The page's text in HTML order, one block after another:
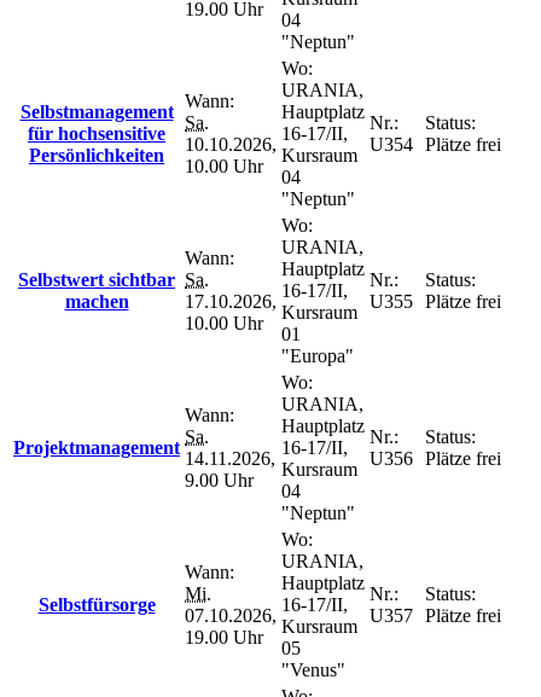
19.00 Uhr
04
"Neptun"
Selbstmanagement
für hochsensitive
Persönlichkeiten
Wann:
Sa.
10.10.2026,
10.00 Uhr
Wo:
URANIA,
Hauptplatz
16-17/II,
Kursraum
04
"Neptun"
Nr.:
U354
Status:
Plätze frei
Selbstwert sichtbar
machen
Wann:
Sa.
17.10.2026,
10.00 Uhr
Wo:
URANIA,
Hauptplatz
16-17/II,
Kursraum
01
"Europa"
Nr.:
U355
Status:
Plätze frei
Projektmanagement
Wann:
Sa.
14.11.2026,
9.00 Uhr
Wo:
URANIA,
Hauptplatz
16-17/II,
Kursraum
04
"Neptun"
Nr.:
U356
Status:
Plätze frei
Selbstfürsorge
Wann:
Mi.
07.10.2026,
19.00 Uhr
Wo:
URANIA,
Hauptplatz
16-17/II,
Kursraum
05
"Venus"
Nr.:
U357
Status:
Plätze frei